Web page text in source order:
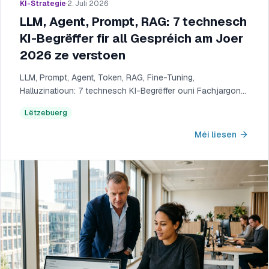
KI-Strategie·2. Juli 2026
LLM, Agent, Prompt, RAG: 7 technesch
KI-Begrëffer fir all Gespréich am Joer
2026 ze verstoen
LLM, Prompt, Agent, Token, RAG, Fine-Tuning,
Halluzinatioun: 7 technesch KI-Begrëffer ouni Fachjargon
juristescht.
Lëtzebuerg
Méi liesen